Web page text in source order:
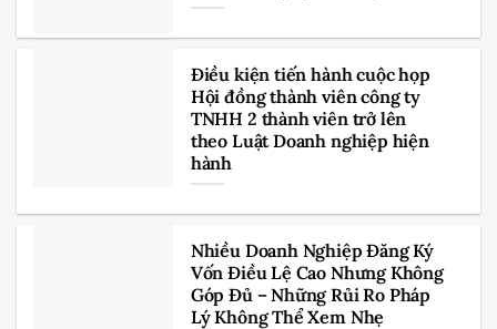
Điều kiện tiến hành cuộc họp
Hội đồng thành viên công ty
TNHH 2 thành viên trở lên
theo Luật Doanh nghiệp hiện
hành
Nhiều Doanh Nghiệp Đăng Ký
Vốn Điều Lệ Cao Nhưng Không
Góp Đủ – Những Rủi Ro Pháp
Lý Không Thể Xem Nhẹ